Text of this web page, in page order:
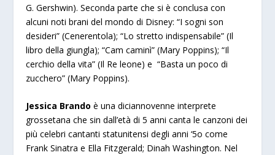
G. Gershwin). Seconda parte che si è conclusa con
alcuni noti brani del mondo di Disney: “I sogni son
desideri” (Cenerentola); “Lo stretto indispensabile” (Il
libro della giungla); “Cam caminì” (Mary Poppins); “Il
cerchio della vita” (Il Re leone) e “Basta un poco di
zucchero” (Mary Poppins).
Jessica Brandoè una diciannovenne interprete
grossetana che sin dall’età di 5 anni canta le canzoni dei
più celebri cantanti statunitensi degli anni ‘5o come
Frank Sinatra e Ella Fitzgerald; Dinah Washington. Nel